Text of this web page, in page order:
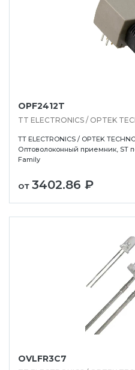
OPF2412T
TT ELECTRONICS / OPTEK
TT ELECTRONICS / OPTEK
Оптоволоконный приемник, ST
Family
от 3402.86 ₽
OVLFR3C7